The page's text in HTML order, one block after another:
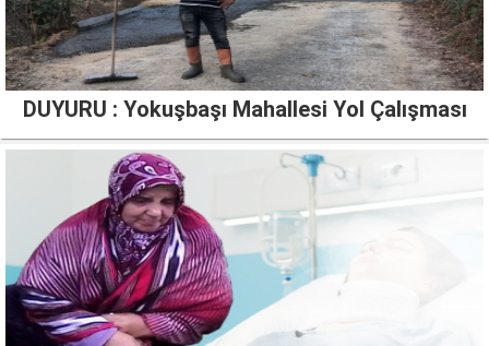
DUYURU : Yokuşbaşı Mahallesi Yol Çalışması